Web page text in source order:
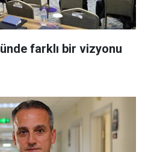
farklı bir vizyonu